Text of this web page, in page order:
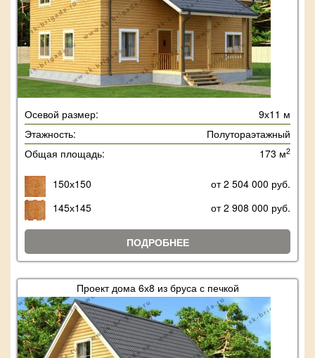
Осевой размер:
9х11 м
Этажность:
Полутораэтажный
Общая площадь:
173 м2
150х150
от 2 504 000 руб.
145х145
от 2 908 000 руб.
ПОДРОБНЕЕ
Проект дома 6х8 из бруса с печкой